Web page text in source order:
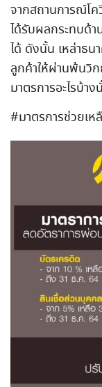
จากสถานการณ์โค
ได้รับผลกระทบด้า
ได้ ดังนั้น เหล่าธน
ลูกค้าให้ผ่านพ้นวิก
มาตรการอะไรบ้า
#มาตรการช่วยเห